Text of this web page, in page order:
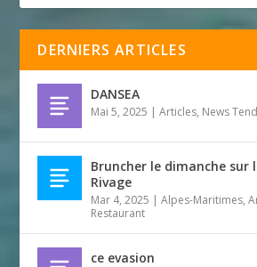
DERNIERS ARTICLES
DANSEA
Mai 5, 2025 |Articles, News
Bruncher le dimanche sur
Rivage
Mar 4, 2025 |Alpes-Maritimes,
Restaurant
ce evasion